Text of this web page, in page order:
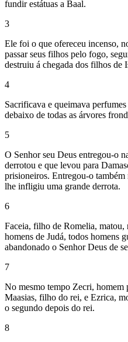
fundir estátuas a Baal.
3
Ele foi o que ofereceu incenso,
passar seus filhos pelo fogo,
destruiu á chegada dos filhos de
4
Sacrificava e queimava
debaixo de todas as árvores
5
O Senhor seu Deus entregou-o
derrotou e que levou para
prisioneiros. Entregou-o
lhe infligiu uma grande derrota.
6
Faceia, filho de Romelia,
homens de Judá, todos homens
abandonado o Senhor Deus de
7
No mesmo tempo Zecri, homem
Maasias, filho do rei, e Ezrica,
o segundo depois do rei.
8